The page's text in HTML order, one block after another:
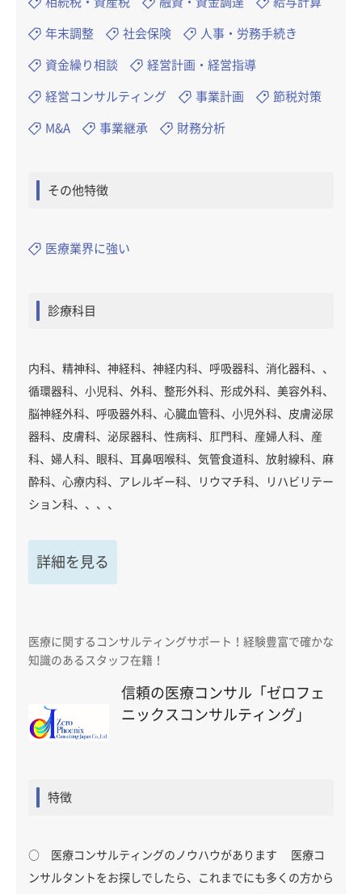
年末調整 社会保険 人事・労務手続き
資金繰り相談 経営計画・経営指導
経営コンサルティング 事業計画 節税対策
M&A 事業継承 財務分析
その他特徴
医療業界に強い
診療科目
内科、精神科、神経科、神経内科、呼吸器科、消化器科、、
循環器科、小児科、外科、整形外科、形成外科、美容外科、
脳神経外科、呼吸器外科、心臓血管科、小児外科、皮膚泌尿
器科、皮膚科、泌尿器科、性病科、肛門科、産婦人科、産
科、婦人科、眼科、耳鼻咽喉科、気管食道科、放射線科、麻
酔科、心療内科、アレルギー科、リウマチ科、リハビリテー
ション科、、、、
詳細を見る
医療に関するコンサルティングサポート！経験豊富で確かな
知識のあるスタッフ在籍！
信頼の医療コンサル「ゼロフェ
ニックスコンサルティング」
特徴
○ 医療コンサルティングのノウハウがあります 医療コ
ンサルタントをお探しでしたら、これまでにも多くの方から